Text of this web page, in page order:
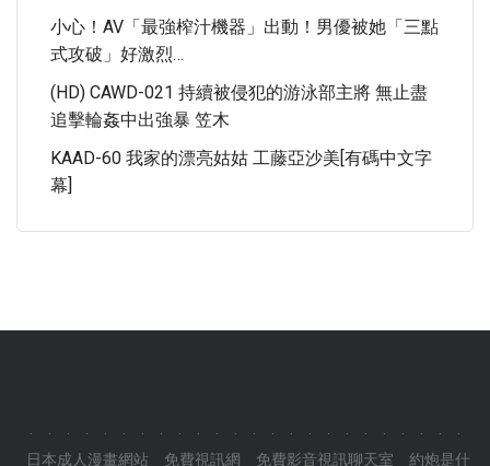
小心！AV「最強榨汁機器」出動！男優被她「三點
式攻破」好激烈…
(HD) CAWD-021 持續被侵犯的游泳部主將 無止盡
追擊輪姦中出強暴 笠木
KAAD-60 我家的漂亮姑姑 工藤亞沙美[有碼中文字
幕]
日本成人漫畫網站
免費視訊網 免費影音視訊聊天室 約炮是什